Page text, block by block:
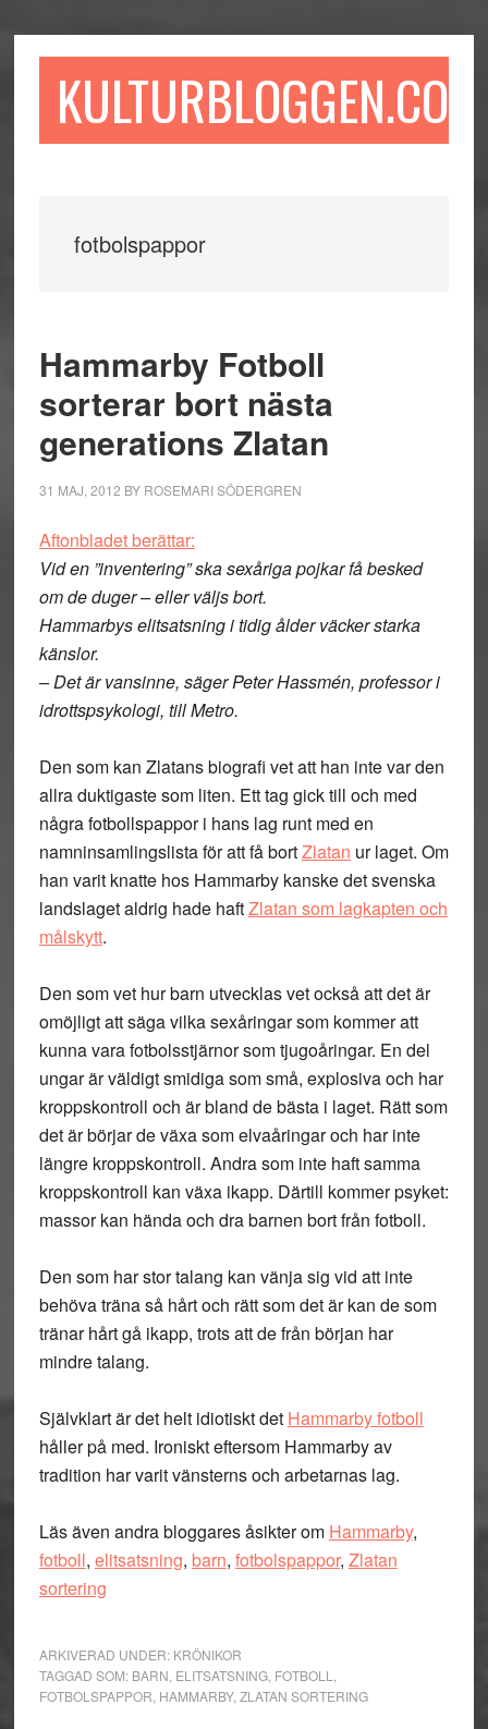
till
till
sidofältet
till
KULTURBLOGGEN.COM
fotbolspappor
Hammarby Fotboll
sorterar bort nästa
generations Zlatan
31 MAJ, 2012 BY ROSEMARI SÖDERGREN
Aftonbladet berättar:
Vid en ”inventering” ska sexåriga pojkar få besked
om de duger – eller väljs bort.
Hammarbys elitsatsning i tidig ålder väcker starka
känslor.
– Det är vansinne, säger Peter Hassmén, professor i
idrottspsykologi, till Metro.
Den som kan Zlatans biografi vet att han inte var den
allra duktigaste som liten. Ett tag gick till och med
några fotbollspappor i hans lag runt med en
namninsamlingslista för att få bortZlatan ur laget. Om
han varit knatte hos Hammarby kanske det svenska
landslaget aldrig hade haftZlatan som lagkapten och
målskytt.
Den som vet hur barn utvecklas vet också att det är
omöjligt att säga vilka sexåringar som kommer att
kunna vara fotbolsstjärnor som tjugoåringar. En del
ungar är väldigt smidiga som små, explosiva och har
kroppskontroll och är bland de bästa i laget. Rätt som
det är börjar de växa som elvaåringar och har inte
längre kroppskontroll. Andra som inte haft samma
kroppskontroll kan växa ikapp. Därtill kommer psyket:
massor kan hända och dra barnen bort från fotboll.
Den som har stor talang kan vänja sig vid att inte
behöva träna så hårt och rätt som det är kan de som
tränar hårt gå ikapp, trots att de från början har
mindre talang.
Självklart är det helt idiotiskt det Hammarby fotboll
håller på med. Ironiskt eftersom Hammarby av
tradition har varit vänsterns och arbetarnas lag.
Läs även andra bloggares åsikter om Hammarby,
fotboll, elitsatsning, barn, fotbolspappor, Zlatan
sortering
ARKIVERAD UNDER: KRÖNIKOR
TAGGAD SOM: BARN ELITSATSNING, FOTBOLL
FOTBOLSPAPPOR HAMMARBY, ZLATAN SORTERING